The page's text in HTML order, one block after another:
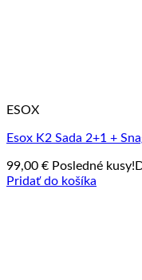
ESOX
Esox K2 Sada 2+1 +
99,00 € Posledné kusy!
Pridať do košíka